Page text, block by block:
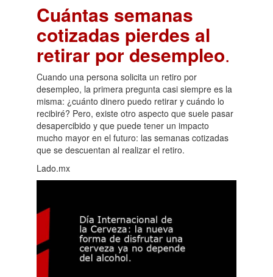
Cuántas semanas
cotizadas pierdes al
retirar por desempleo.
Cuando una persona solicita un retiro por
desempleo, la primera pregunta casi siempre es la
misma: ¿cuánto dinero puedo retirar y cuándo lo
recibiré? Pero, existe otro aspecto que suele pasar
desapercibido y que puede tener un impacto
mucho mayor en el futuro: las semanas cotizadas
que se descuentan al realizar el retiro.
Lado.mx